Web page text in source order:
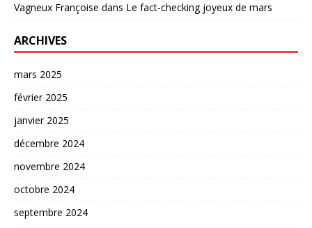
Vagneux Françoise dans Le fact-checking joyeux de mars
ARCHIVES
mars 2025
février 2025
janvier 2025
décembre 2024
novembre 2024
octobre 2024
septembre 2024